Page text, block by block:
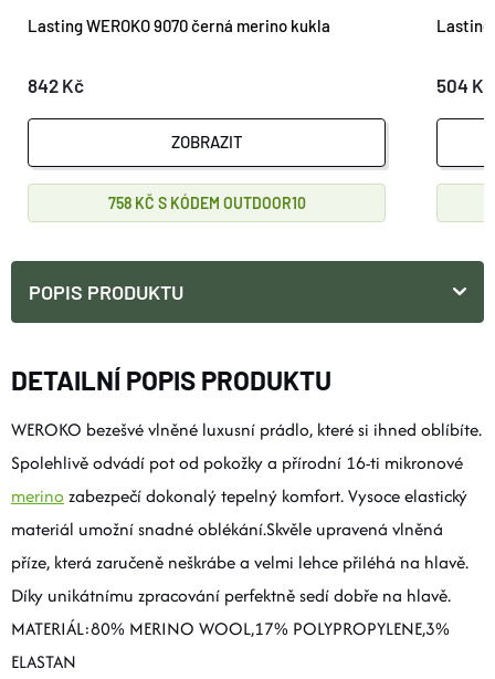
Lasting WEROKO 9070 černá merino kukla
842 Kč
ZOBRAZIT
758 KČ OUTDOOR10
Lasting
504 Kč
POPIS PRODUKTU
DETAILNÍ POPIS PRODUKTU
WEROKO bezešvé vlněné luxusní prádlo, které si ihned oblíbíte.
Spolehlivě odvádí pot od pokožky a přírodní 16-ti mikronové
merino zabezpečí dokonalý tepelný komfort. Vysoce elastický
materiál umožní snadné oblékání.Skvěle upravená vlněná
příze, která zaručeně neškrábe a velmi lehce přiléhá na hlavě.
Díky unikátnímu zpracování perfektně sedí dobře na hlavě.
MATERIÁL:80% MERINO WOOL,17% POLYPROPYLENE,3%
ELASTAN